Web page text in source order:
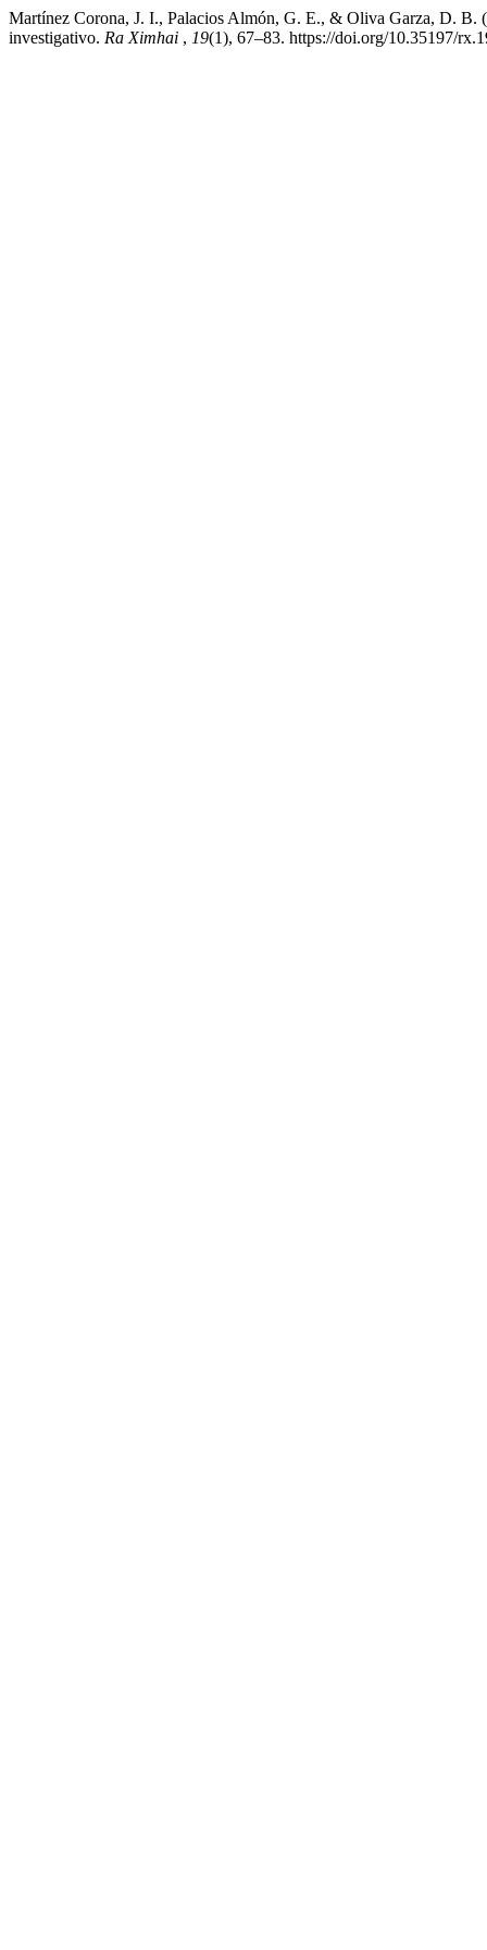
Martínez Corona, J. I., Palacios Almón, G. E., & Oliva Garza, D. B.
investigativo. Ra Ximhai , 19(1), 67–83. https://doi.org/10.35197/